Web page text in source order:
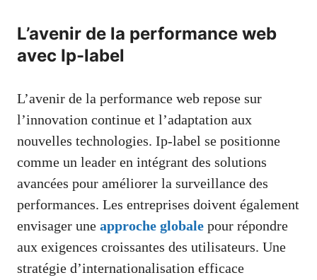
L’avenir de la performance web
avec Ip-label
L’avenir de la performance web repose sur
l’innovation continue et l’adaptation aux
nouvelles technologies. Ip-label se positionne
comme un leader en intégrant des solutions
avancées pour améliorer la surveillance des
performances. Les entreprises doivent également
envisager une approche globale pour répondre
aux exigences croissantes des utilisateurs. Une
stratégie d’internationalisation efficace